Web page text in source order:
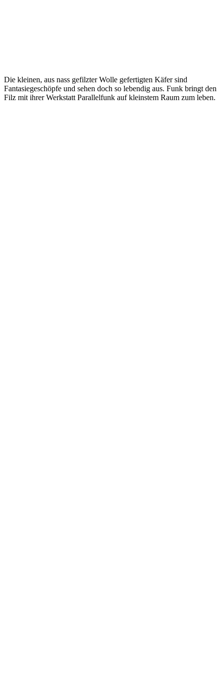
Die kleinen, aus nass gefilzter Wolle gefertigten Käfer sind
Fantasiegeschöpfe und sehen doch so lebendig aus. Funk bringt den
Filz mit ihrer Werkstatt Parallelfunk auf kleinstem Raum zum leben.